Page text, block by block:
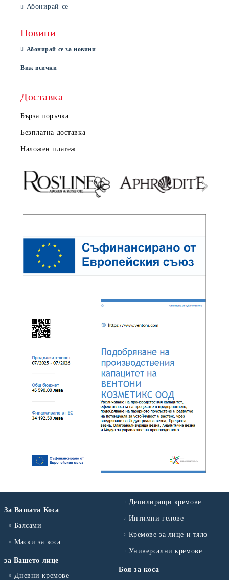
Абонирай се
Новини
Абонирай се за новини
Виж всички
Доставка
Бърза поръчка
Безплатна доставка
Наложен платеж
За Вашата Коса
Балсами
Маски за коса
за Вашето лице
Дневни кремове
Депилиращи кремове
Интимни гелове
Кремове за лице и тяло
Универсални кремове
Боя за коса